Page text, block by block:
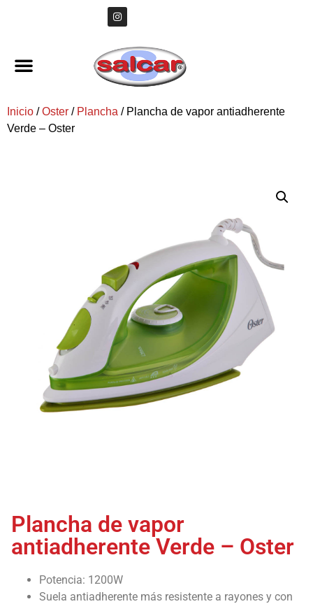
Inicio /Oster / Plancha / Plancha de vapor antiadherente
Verde – Oster
Plancha de vapor
antiadherente Verde – Oster
Potencia: 1200W
Suela antiadherente más resistente a rayones y con